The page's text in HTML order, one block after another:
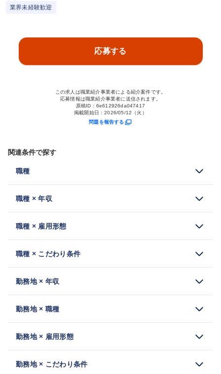
業界未経験歓迎
応募する
この求人は職業紹介事業者による紹介案件です。
応募情報は職業紹介事業者に送信されます。
原稿ID： 6e612926da047417
掲載開始日：2026/05/12（火）
問題を報告する
関連条件で探す
職種
職種 × 年収
職種 × 雇用形態
職種 × こだわり条件
勤務地 × 年収
勤務地 × 職種
勤務地 × 雇用形態
勤務地 × こだわり条件